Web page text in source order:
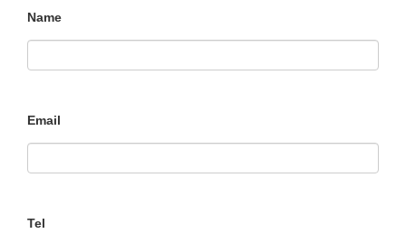
Name
Email
Tel